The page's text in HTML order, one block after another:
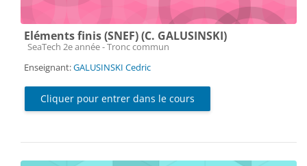
Eléments finis (SNEF) (C. GALUSINSKI)
Catégorie de cours
SeaTech 2e année - Tronc commun
Enseignant:GALUSINSKI Cedric
Cliquer pour entrer dans le cours